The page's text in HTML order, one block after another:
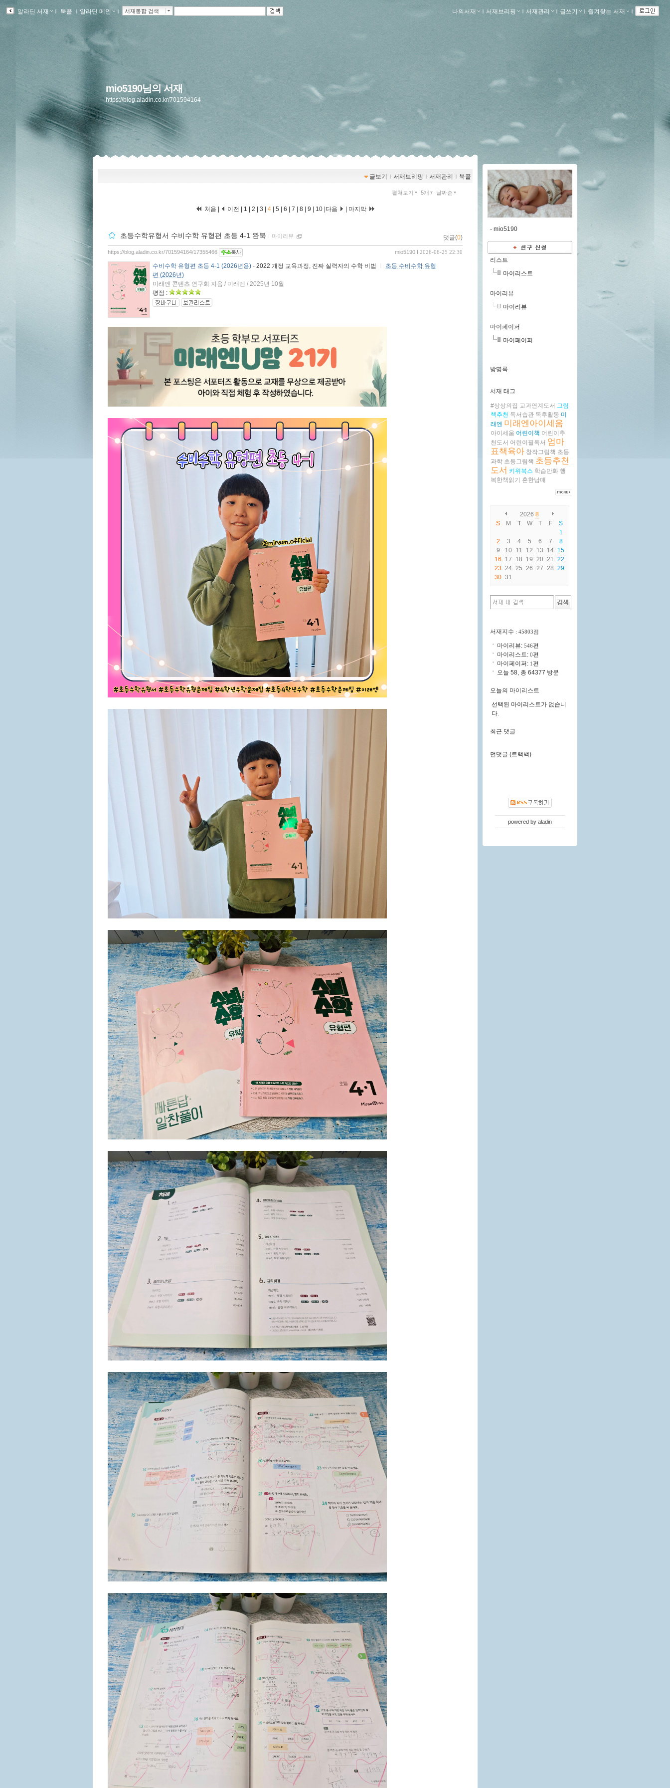
알라딘 서재 ｌ 북플 ｌ 알라딘 메인 ｌ 서재통합 검색 나의서재 ｌ 서재브리핑 ｌ 서재관리 ｌ 글쓰기 ｌ 즐겨찾는 서재 ｌ
mio5190님의 서재
https://blog.aladin.co.kr/701594164
글보기 ｌ 서재브리핑 ｌ 서재관리 ｌ 북플
펼쳐보기 5개 날짜순
처음 이전 1 2 3 4 5 6 7 8 9 10 다음 마지막
초등수학유형서 수비수학 유형편 초등 4-1 완북 ｌ 마이리뷰 댓글(0)
mio5190 l 2026-06-25 22:30
https://blog.aladin.co.kr/701594164/17355466
수비수학 유형편 초등 4-1 (2026년용) - 2022 개정 교육과정, 진짜 실력자의 수학 비법
초등 수비수학 유형
편 (2026년)
미래엔 콘텐츠 연구회 지음 / 미래엔 / 2025년 10월
평점 :
- mio5190
리스트
마이리스트
마이리뷰
마이리뷰
마이페이퍼
마이페이퍼
방명록
서재 태그
#상상의집 교과연계도서 그림
책추천 독서습관 독후활동 미
래엔 미래엔아이세움
아이세움 어린이책 어린이추
천도서 어린이필독서 엄마
표책육아 창작그림책 초등
과학 초등그림책 초등추천
도서 키위북스 학습만화 행
복한책읽기 흔한남매
2026 8
S
M T W T F
S
1
2
3 4 5 6 7
8
9
10 11 12 13 14 15
16
17 18 19 20 21
22
23 24 25 26 27 28 29
30 31
서재지수 : 45803점
마이리뷰: 546편
마이리스트: 0편
마이페이퍼: 1편
오늘 58, 총 64377 방문
오늘의 마이리스트
선택된 마이리스트가 없습니
다.
최근 댓글
먼댓글 (트랙백)
powered by aladin